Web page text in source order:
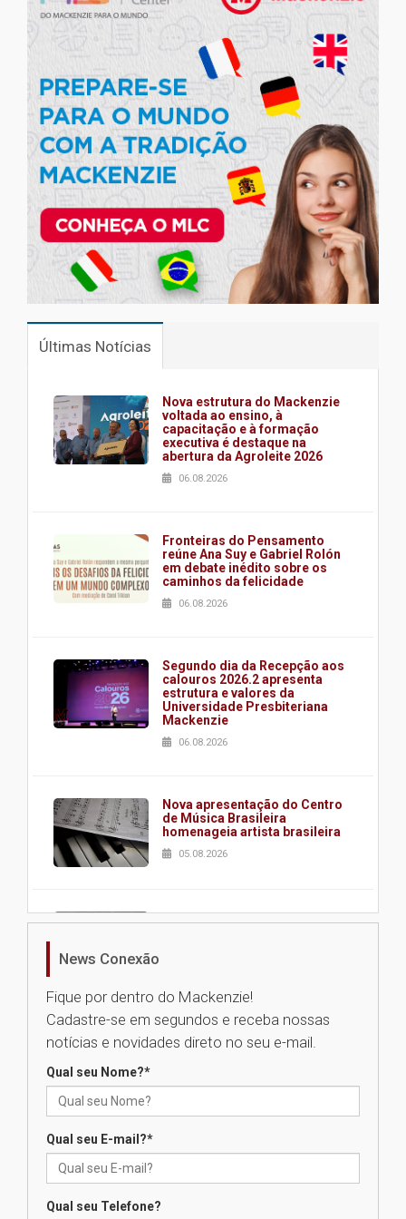
Últimas Notícias
Nova estrutura do Mackenzie
voltada ao ensino, à
capacitação e à formação
executiva é destaque na
abertura da Agroleite 2026
06.08.2026
Fronteiras do Pensamento
reúne Ana Suy e Gabriel Rolón
em debate inédito sobre os
caminhos da felicidade
06.08.2026
Segundo dia da Recepção aos
calouros 2026.2 apresenta
estrutura e valores da
Universidade Presbiteriana
Mackenzie
06.08.2026
Nova apresentação do Centro
de Música Brasileira
homenageia artista brasileira
05.08.2026
Universidade Mackenzie
Seminário discute desafios
das novas tecnologias em
calouros do segundo semestre
News Conexão
Fique por dentro do Mackenzie!
Cadastre-se em segundos e receba nossas
notícias e novidades direto no seu e-mail.
Qual seu Nome?*
Qual seu E-mail?*
Qual seu Telefone?